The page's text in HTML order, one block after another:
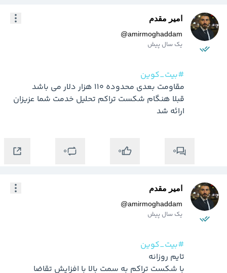
امیر مقدم
@amirmoghaddam
یک سال پیش
#بیت_کوین
ارائه شد
0
0
0
امیر مقدم
@amirmoghaddam
یک سال پیش
#بیت_کوین